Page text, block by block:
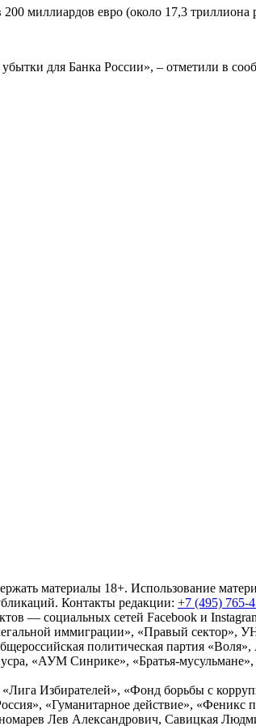
миллиардов евро (около 17,3 триллиона
для Банка России», – отметили в
материалы 18+. Использование
Контакты редакции: +7 (495) 765-
— социальных сетей Facebook и
иммиграции», «Правый
политическая партия
«АУМ Синрике», «Братья-мусульмане»,
Избирателей», «Фонд борьбы с
«Гуманитарное действие», «Феникс
Лев Александрович, Савицкая